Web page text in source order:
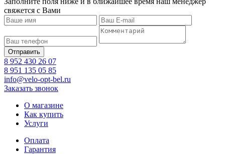
свяжется с Вами
8 952 430 26 07
8 951 135 05 85
info@velo-opt-bel.ru
Заказать звонок
О магазине
Как купить
Услуги
Оплата
Гарантия